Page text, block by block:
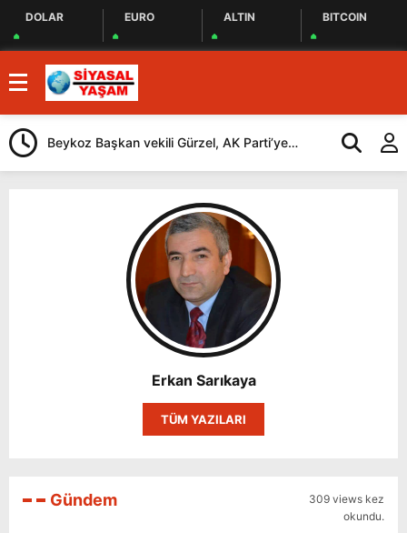
DOLAR EURO ALTIN BITCOIN
Beykoz Başkan vekili Gürzel, AK Parti’ye
katılan Çerkez’i ziyaret etti
Cağ Kebap
Geliyorlar
Erkan Sarıkaya
TÜM YAZILARI
Gündem
309 views kez
okundu.